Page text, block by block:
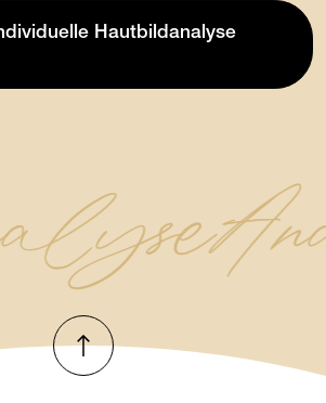
Hautbildanalyse
Nach oben